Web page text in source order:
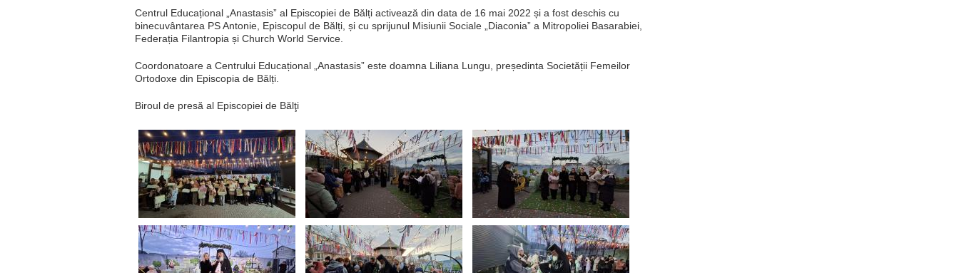
Centrul Educațional „Anastasis” al Episcopiei de Bălți activează din data de 16 mai 2022 și a fost deschis cu
binecuvântarea PS Antonie, Episcopul de Bălți, și cu sprijunul Misiunii Sociale „Diaconia” a Mitropoliei Basarabiei,
Federația Filantropia și Church World Service.
Coordonatoare a Centrului Educațional „Anastasis” este doamna Liliana Lungu, președinta Societății Femeilor
Ortodoxe din Episcopia de Bălți.
Biroul de presă al Episcopiei de Bălţi